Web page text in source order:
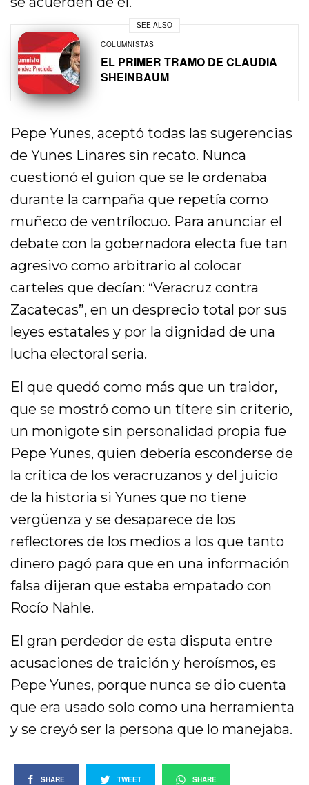
SEE ALSO
COLUMNISTAS
EL PRIMER TRAMO DE CLAUDIA
SHEINBAUM
Pepe Yunes, aceptó todas las sugerencias
de Yunes Linares sin recato. Nunca
cuestionó el guion que se le ordenaba
durante la campaña que repetía como
muñeco de ventrílocuo. Para anunciar el
debate con la gobernadora electa fue tan
agresivo como arbitrario al colocar
carteles que decían: “Veracruz contra
Zacatecas”, en un desprecio total por sus
leyes estatales y por la dignidad de una
lucha electoral seria.
El que quedó como más que un traidor,
que se mostró como un títere sin criterio,
un monigote sin personalidad propia fue
Pepe Yunes, quien debería esconderse de
la crítica de los veracruzanos y del juicio
de la historia si Yunes que no tiene
vergüenza y se desaparece de los
reflectores de los medios a los que tanto
dinero pagó para que en una información
falsa dijeran que estaba empatado con
Rocío Nahle.
El gran perdedor de esta disputa entre
acusaciones de traición y heroísmos, es
Pepe Yunes, porque nunca se dio cuenta
que era usado solo como una herramienta
y se creyó ser la persona que lo manejaba.
SHARE TWEET SHARE